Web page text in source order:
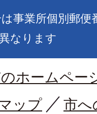
事業所個別郵
なります
ホームペー
ップ
市へ